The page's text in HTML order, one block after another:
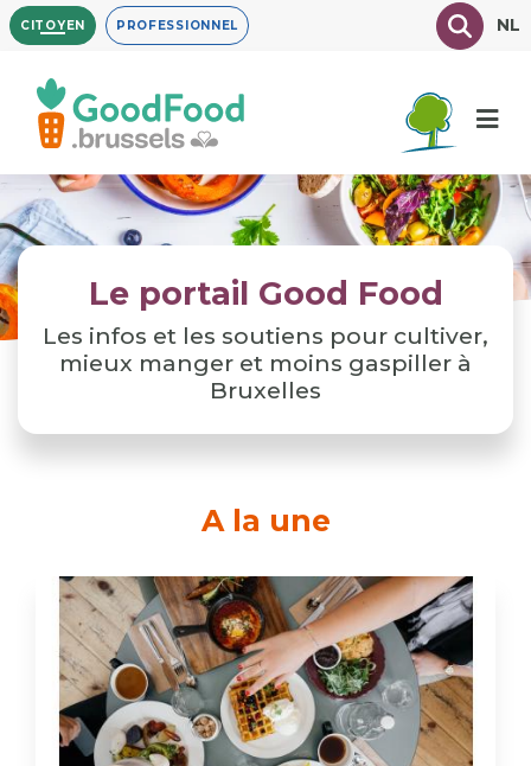
Aller
au
contenu
principal
CITOYEN PROFESSIONNEL TexteNL
Le portail Good Food
Les infos et les soutiens pour cultiver,
mieux manger et moins gaspiller à
Bruxelles
A la une